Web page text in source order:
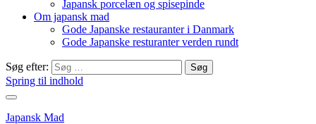
Japansk porcelæn og spisepinde
Om japansk mad
Gode Japanske restauranter i Danmark
Gode Japanske resturanter verden rundt
Søg efter:
Spring til indhold
Japansk Mad